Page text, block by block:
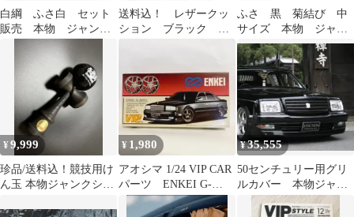
白綱 ふさ白 セット
販売 本物 ジャンク
ションプロデュース
送料込！ レザークッ
ション ブラック 本
ふさ 黒 菊結び 中
サイズ 本物 ジャン
クションプロデュース
¥9,999
珍品/送料込！競技用け
ん玉 本物ジャンクショ
¥ 1,980
アオシマ 1/24 VIP CAR
パーツ ENKEI G-
ZERO 18インチ
¥35,555
50センチュリー用グリ
ルカバー 本物ジャン
クションプロデュース